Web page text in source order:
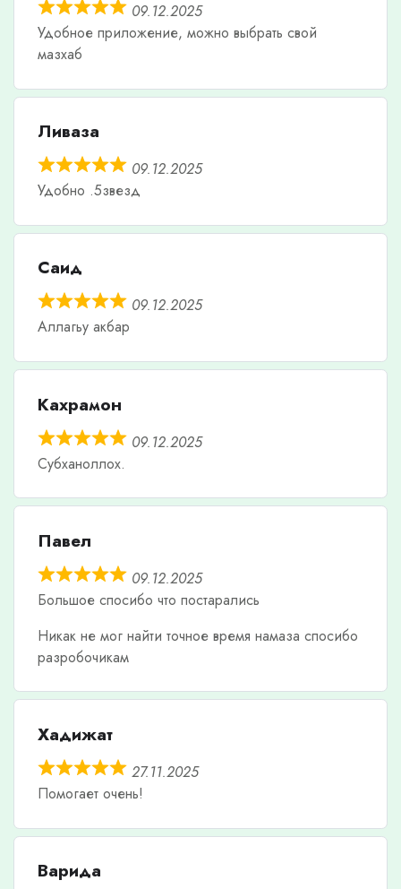
09.12.2025
Удобное приложение, можно выбрать свой
мазхаб
Ливаза
09.12.2025
Удобно .5звезд
Саид
09.12.2025
Аллагьу акбар
Кахрамон
09.12.2025
Субханоллох.
Павел
09.12.2025
Большое спосибо что постарались
Никак не мог найти точное время намаза спосибо
разробочикам
Хадижат
27.11.2025
Помогает очень!
Варида